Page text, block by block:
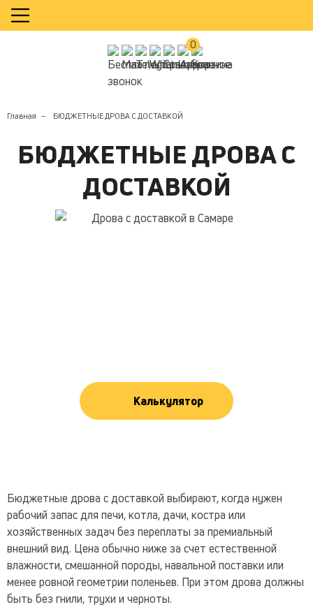
0
Главная БЮДЖЕТНЫЕ ДРОВА С ДОСТАВКОЙ
БЮДЖЕТНЫЕ ДРОВА С
ДОСТАВКОЙ
Калькулятор
Бюджетные дрова с доставкой выбирают, когда нужен
рабочий запас для печи, котла, дачи, костра или
хозяйственных задач без переплаты за премиальный
внешний вид. Цена обычно ниже за счет естественной
влажности, смешанной породы, навальной поставки или
менее ровной геометрии поленьев. При этом дрова должны
быть без гнили, трухи и черноты.